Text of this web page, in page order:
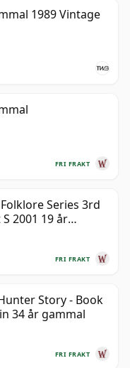
1989 Vintage
FRI FRAKT
Series 3rd
2001 19 år
FRI FRAKT
Story - Book
34 år gammal
FRI FRAKT